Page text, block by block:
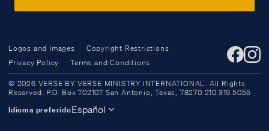
Access all of our teaching materials
through our smartphone apps
Logos and Images
Copyright Restrictions
Privacy Policy
Terms and Conditions
© 2026 VERSE BY VERSE MINISTRY INTERNATIONAL. All Rights
Reserved. P.O. Box 702107 San Antonio, Texas, 78270 210.319.5055
Idioma preferidoEspañol